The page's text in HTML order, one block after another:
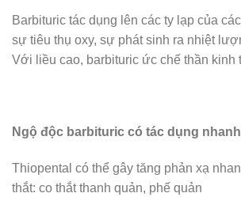
Barbituric tác dụng lên các ty lạp của
sự tiêu thụ oxy, sự phát sinh ra nhiệt
Với liều cao, barbituric ức chế thần kinh
Ngộ độc barbituric có tác dụng
Thiopental có thể gây tăng phản xạ
thắt: co thắt thanh quản, phế quản